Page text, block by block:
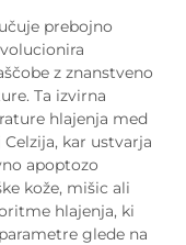
prebojno
z znanstveno
Ta izvirna
hlajenja med
kar ustvarja
apoptozo
kože, mišic ali
hlajenja, ki
glede na